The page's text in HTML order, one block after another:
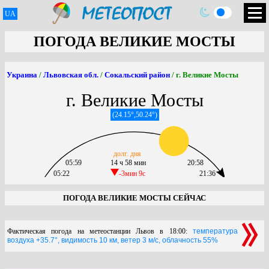
UA
ПОГОДА ВЕЛИКИЕ МОСТЫ
Украина / Львовская обл. / Сокальский район / г. Великие Мосты
г. Великие Мосты
(24.15°,50.24°)
05:22
05:59
14 ч 58 мин
-3мин 9c
долг. дня
21:36
20:58
ПОГОДА ВЕЛИКИЕ МОСТЫ СЕЙЧАС
Фактическая погода на метеостанции Львов в 18:00: температура
воздуха +35.7°, видимость 10 км, ветер 3 м/с, облачность 55%